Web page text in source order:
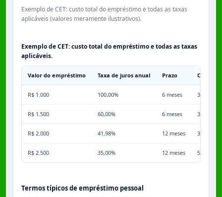
Exemplo de CET: custo total do empréstimo e todas as taxas
aplicáveis (valores meramente ilustrativos).
Exemplo de CET: custo total do empréstimo e todas as taxas
aplicáveis.
Valor do empréstimo Taxa de juros anual Prazo
R$ 1.000 100,00% 6 meses 3,50%
R$ 1.500 60,00% 6 meses 3,50%
R$ 2.000 41,98% 12 meses 3,50%
R$ 2.500 35,00% 12 meses 5,00%
Termos típicos de empréstimo pessoal